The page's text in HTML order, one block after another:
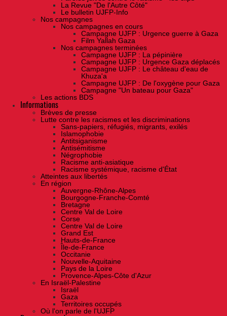
La Revue "De l'Autre Côté"
Le bulletin UJFP-Info
Nos campagnes
Nos campagnes en cours
Campagne UJFP : Urgence guerre à Gaza
Film Yallah Gaza
Nos campagnes terminées
Campagne UJFP : La pépinière
Campagne UJFP : Urgence Gaza déplacés
Campagne UJFP : Le château d'eau de
Khuza'a
Campagne UJFP : De l'oxygène pour Gaza
Campagne "Un bateau pour Gaza"
Les actions BDS
Informations
Brèves de presse
Lutte contre les racismes et les discriminations
Sans-papiers, réfugiés, migrants, exilés
Islamophobie
Antitsiganisme
Antisémitisme
Négrophobie
Racisme anti-asiatique
Racisme systémique, racisme d'État
Atteintes aux libertés
En région
Auvergne-Rhône-Alpes
Bourgogne-Franche-Comté
Bretagne
Centre Val de Loire
Corse
Centre Val de Loire
Grand Est
Hauts-de-France
Île-de-France
Occitanie
Nouvelle-Aquitaine
Pays de la Loire
Provence-Alpes-Côte d'Azur
En Israël-Palestine
Israël
Gaza
Territoires occupés
Où l'on parle de l'UJFP